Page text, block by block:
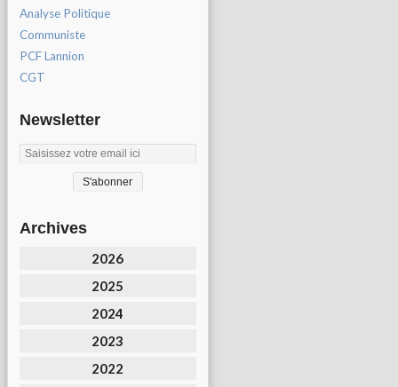
Analyse Politique
Communiste
PCF Lannion
CGT
Newsletter
Archives
2026
2025
2024
2023
2022